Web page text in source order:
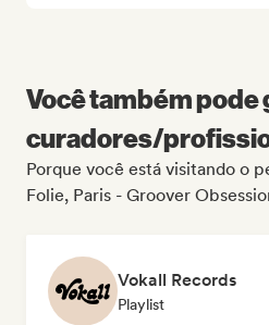
Você também
curadores/
Porque você está visitando o
Folie, Paris - Groover
Vokall Records
Playlist